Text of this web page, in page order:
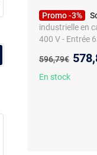
Promo -3%
industrielle en
400 V - Entrée
1, IEC 60309,
Ancien prix :
596,79€
En stock